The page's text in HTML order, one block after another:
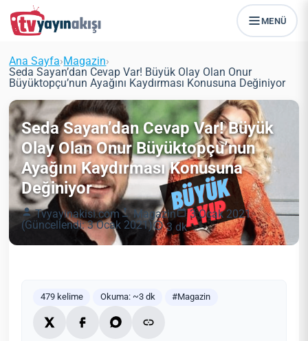
MENÜ
Ana Sayfa›Magazin›
Seda Sayan’dan Cevap Var! Büyük Olay Olan Onur
Büyüktopçu’nun Ayağını Kaydırması Konusuna Değiniyor
Seda Sayan’dan Cevap Var! Büyük
Olay Olan Onur Büyüktopçu’nun
Ayağını Kaydırması Konusuna
Değiniyor
Tvyayinakisi.com Magazin
3 Ocak 2021
(Güncellendi: 3 Ocak 2021)
3 dk
479 kelime Okuma: ~3 dk #Magazin